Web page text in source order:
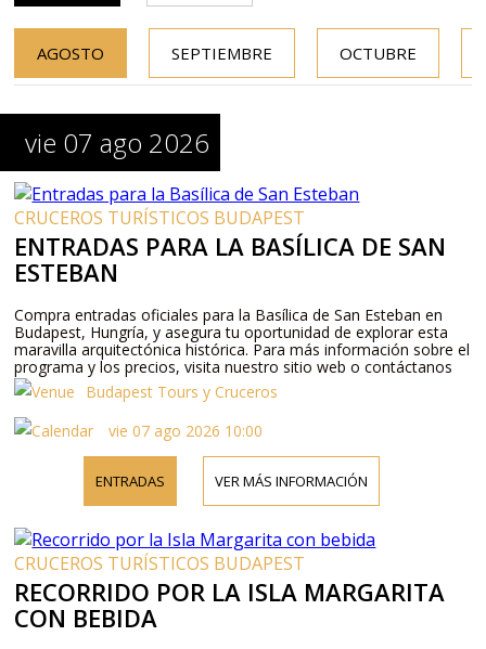
AGOSTO SEPTIEMBRE OCTUBRE
vie 07 ago 2026
CRUCEROS TURÍSTICOS BUDAPEST
ENTRADAS PARA LA BASÍLICA DE SAN
ESTEBAN
Compra entradas oficiales para la Basílica de San Esteban en
Budapest, Hungría, y asegura tu oportunidad de explorar esta
maravilla arquitectónica histórica. Para más información sobre el
programa y los precios, visita nuestro sitio web o contáctanos
por teléfono.Budapest Tours y Cruceros
vie 07 ago 2026 10:00
ENTRADAS VER MÁS INFORMACIÓN
CRUCEROS TURÍSTICOS BUDAPEST
RECORRIDO POR LA ISLA MARGARITA
CON BEBIDA